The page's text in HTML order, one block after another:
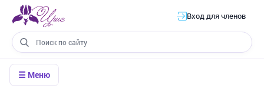
Вход для членов
☰ Меню